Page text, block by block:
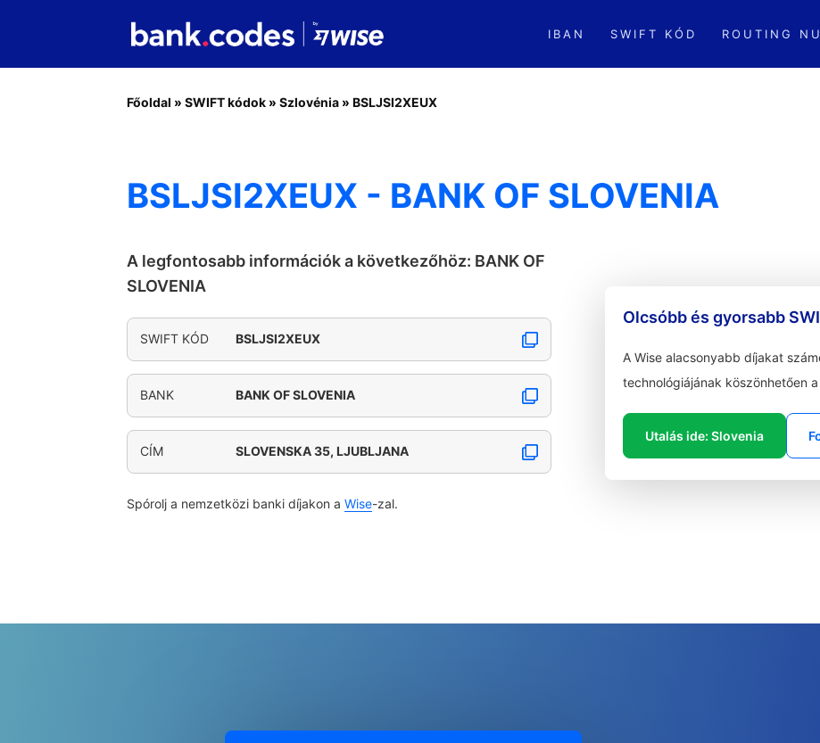
IBAN SWIFT KÓD ROUTING
Főoldal » SWIFT kódok » Szlovénia » BSLJSI2XEUX
BSLJSI2XEUX - BANK OF SLOVENIA
A legfontosabb információk a következőhöz: BANK OF
SLOVENIA
SWIFT KÓD BSLJSI2XEUX
BANK BANK OF SLOVENIA
CÍM SLOVENSKA 35, LJUBLJANA
Spórolj a nemzetközi banki díjakon a Wise-zal.
Olcsóbb és gyorsabb
A Wise alacsonyabb díjakat
technológiájának köszönhetően
Utalás ide: Slovenia